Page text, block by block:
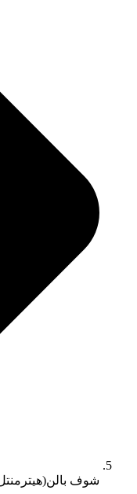
شوف بالن(هیترمنتل)500 تک خانه